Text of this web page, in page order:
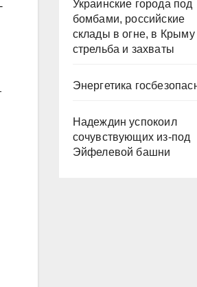
Украинские города под
бомбами, российские
склады в огне, в Крыму
стрельба и захваты
Энергетика
Надеждин успокоил
сочувствующих из-под
Эйфелевой башни